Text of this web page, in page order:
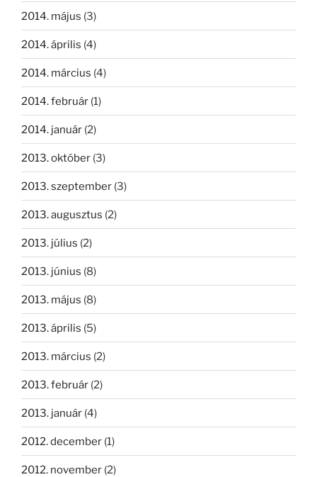
2014. május (3)
2014. április (4)
2014. március (4)
2014. február (1)
2014. január (2)
2013. október (3)
2013. szeptember (3)
2013. augusztus (2)
2013. július (2)
2013. június (8)
2013. május (8)
2013. április (5)
2013. március (2)
2013. február (2)
2013. január (4)
2012. december (1)
2012. november (2)